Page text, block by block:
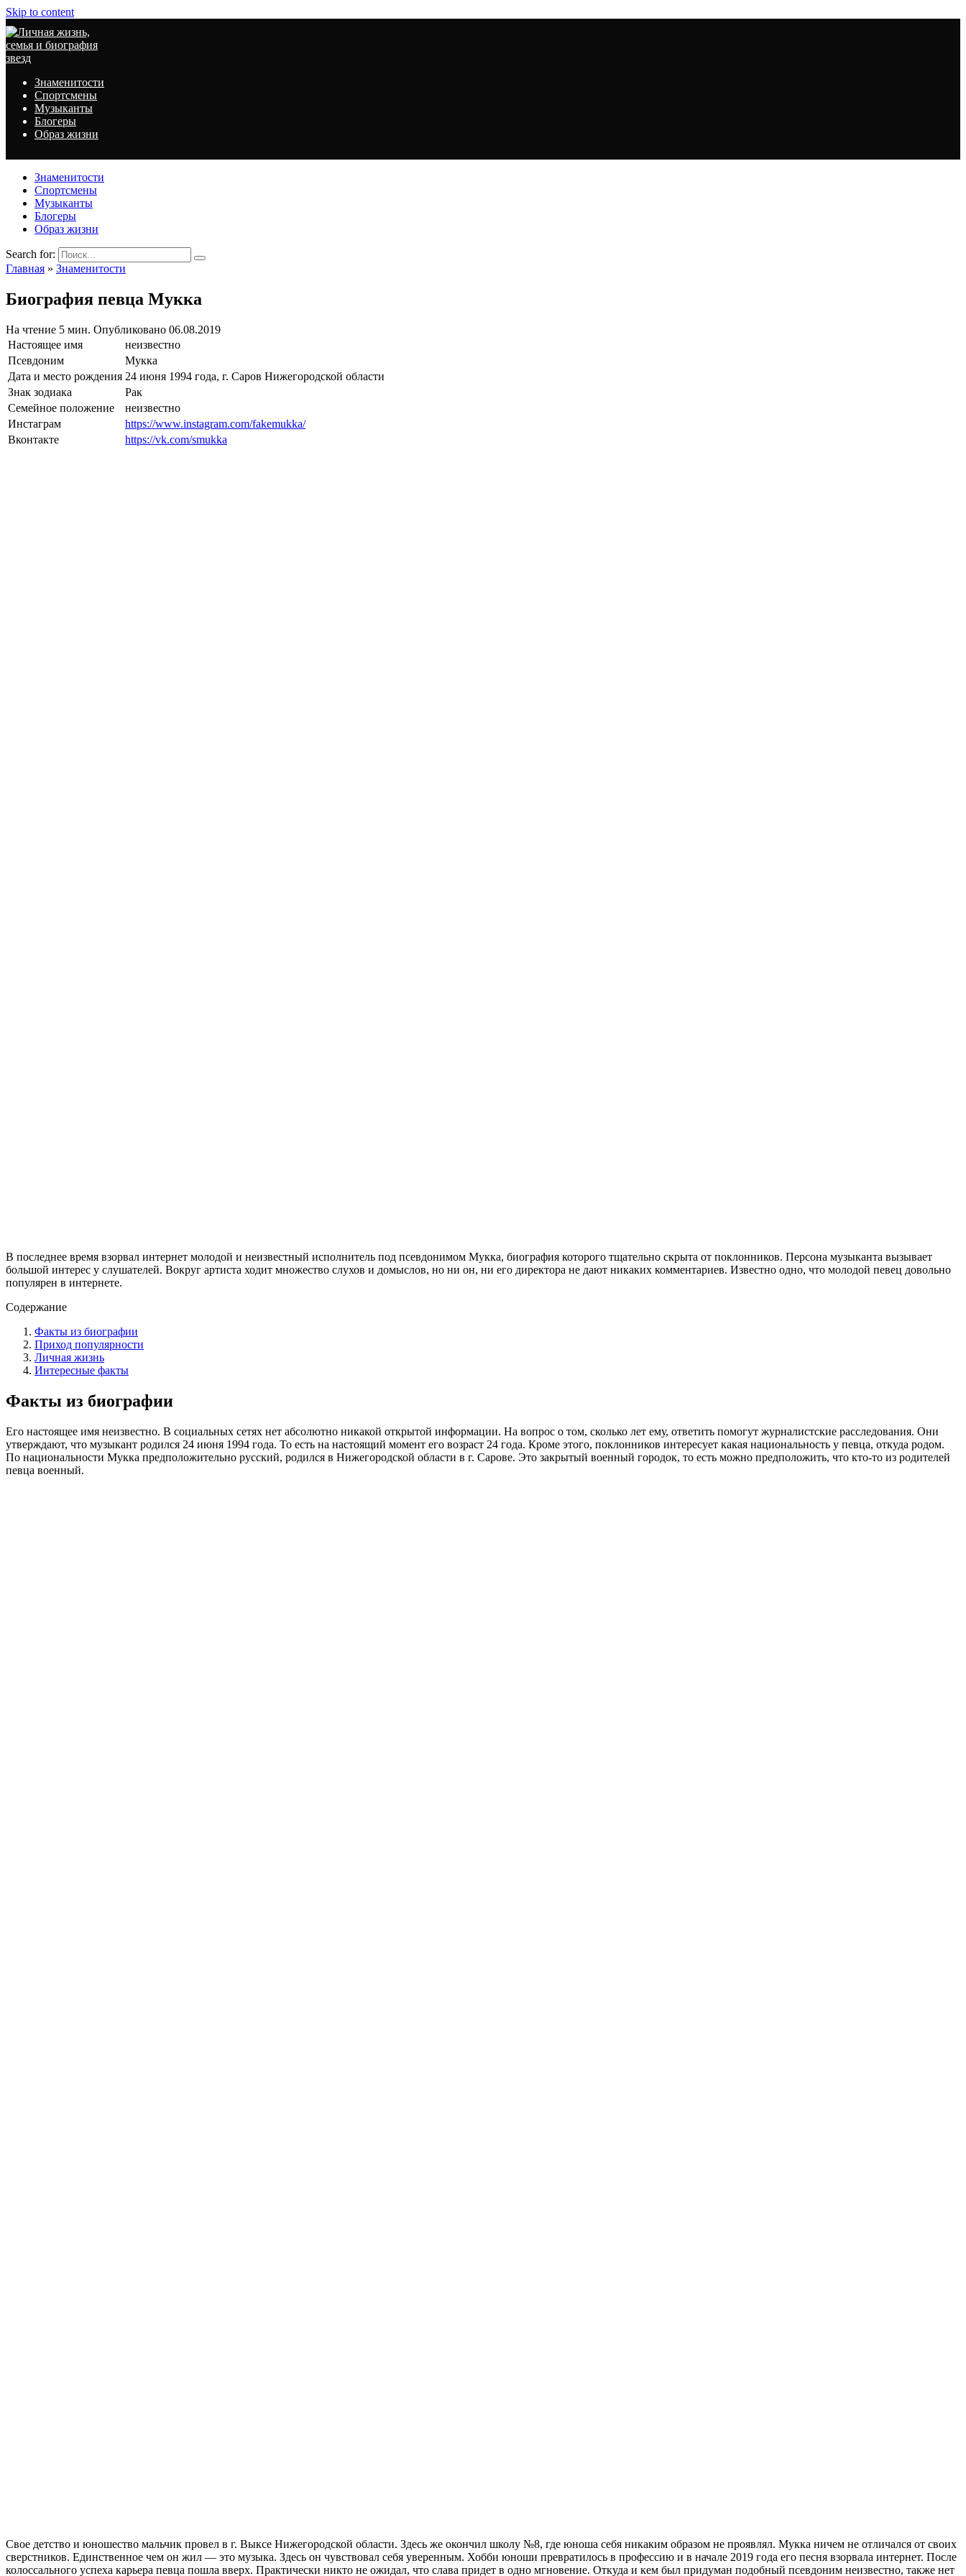
Skip to content
Знаменитости
Спортсмены
Музыканты
Блогеры
Образ жизни
Знаменитости
Спортсмены
Музыканты
Блогеры
Образ жизни
Search for:
Главная » Знаменитости
Биография певца Мукка
На чтение 5 мин. Опубликовано 06.08.2019
Настоящее имя
неизвестно
Псевдоним
Мукка
Дата и место рождения 24 июня 1994 года, г. Саров Нижегородской области
Знак зодиака
Рак
Семейное положение
неизвестно
Инстаграм
https://www.instagram.com/fakemukka/
Вконтакте
https://vk.com/smukka
В последнее время взорвал интернет молодой и неизвестный исполнитель под псевдонимом Мукка, биография которого тщательно скрыта от поклонников. Персона музыканта вызывает
большой интерес у слушателей. Вокруг артиста ходит множество слухов и домыслов, но ни он, ни его директора не дают никаких комментариев. Известно одно, что молодой певец довольно
популярен в интернете.
Содержание
Факты из биографии
Приход популярности
Личная жизнь
Интересные факты
Факты из биографии
Его настоящее имя неизвестно. В социальных сетях нет абсолютно никакой открытой информации. На вопрос о том, сколько лет ему, ответить помогут журналистские расследования. Они
утверждают, что музыкант родился 24 июня 1994 года. То есть на настоящий момент его возраст 24 года. Кроме этого, поклонников интересует какая национальность у певца, откуда родом.
По национальности Мукка предположительно русский, родился в Нижегородской области в г. Сарове. Это закрытый военный городок, то есть можно предположить, что кто-то из родителей
певца военный.
Свое детство и юношество мальчик провел в г. Выксе Нижегородской области. Здесь же окончил школу №8, где юноша себя никаким образом не проявлял. Мукка ничем не отличался от своих
сверстников. Единственное чем он жил — это музыка. Здесь он чувствовал себя уверенным. Хобби юноши превратилось в профессию и в начале 2019 года его песня взорвала интернет. После
колоссального успеха карьера певца пошла вверх. Практически никто не ожидал, что слава придет в одно мгновение. Откуда и кем был придуман подобный псевдоним неизвестно, также нет